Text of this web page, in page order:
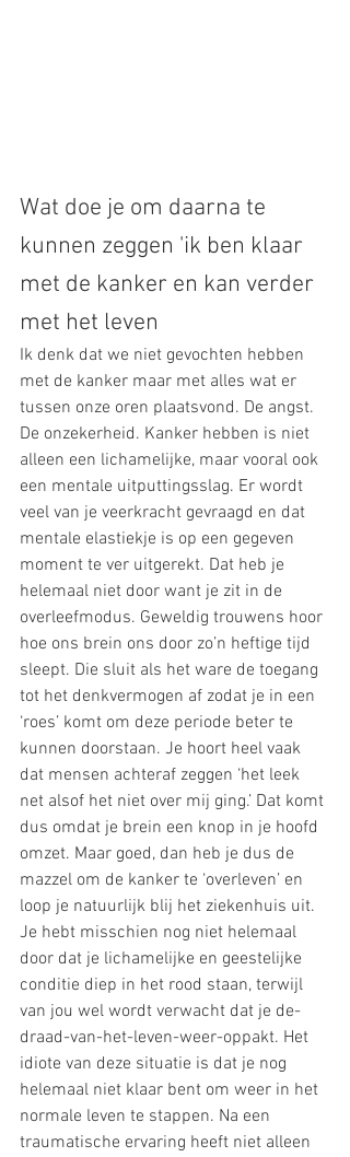
Wat doe je om daarna te
kunnen zeggen 'ik ben klaar
met de kanker en kan verder
met het leven
Ik denk dat we niet gevochten hebben
met de kanker maar met alles wat er
tussen onze oren plaatsvond. De angst.
De onzekerheid. Kanker hebben is niet
alleen een lichamelijke, maar vooral ook
een mentale uitputtingsslag. Er wordt
veel van je veerkracht gevraagd en dat
mentale elastiekje is op een gegeven
moment te ver uitgerekt. Dat heb je
helemaal niet door want je zit in de
overleefmodus. Geweldig trouwens hoor
hoe ons brein ons door zo’n heftige tijd
sleept. Die sluit als het ware de toegang
tot het denkvermogen af zodat je in een
‘roes’ komt om deze periode beter te
kunnen doorstaan. Je hoort heel vaak
dat mensen achteraf zeggen ‘het leek
net alsof het niet over mij ging.’ Dat komt
dus omdat je brein een knop in je hoofd
omzet. Maar goed, dan heb je dus de
mazzel om de kanker te ‘overleven’ en
loop je natuurlijk blij het ziekenhuis uit.
Je hebt misschien nog niet helemaal
door dat je lichamelijke en geestelijke
conditie diep in het rood staan, terwijl
van jou wel wordt verwacht dat je de-
draad-van-het-leven-weer-oppakt. Het
idiote van deze situatie is dat je nog
helemaal niet klaar bent om weer in het
normale leven te stappen. Na een
traumatische ervaring heeft niet alleen